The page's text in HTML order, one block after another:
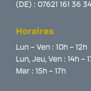
(DE) : 07621 161 36
Horaires
Lun - Ven : 10h - 12h
Lun, Jeu, Ven : 14h -
Mar : 15h - 17h